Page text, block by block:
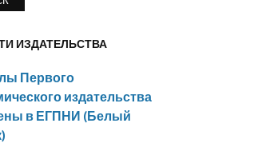
ИЗДАТЕЛЬСТВА
Первого
издательства
в ЕГПНИ (Белый